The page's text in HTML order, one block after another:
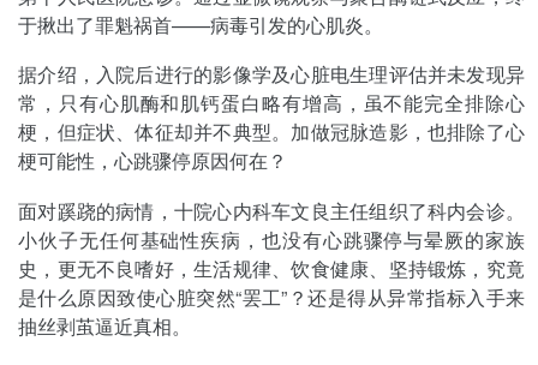
于揪出了罪魁祸首——病毒引发的心肌炎。
据介绍，入院后进行的影像学及心脏电生理评估并未发现异
常，只有心肌酶和肌钙蛋白略有增高，虽不能完全排除心
梗，但症状、体征却并不典型。加做冠脉造影，也排除了心
梗可能性，心跳骤停原因何在？
面对蹊跷的病情，十院心内科车文良主任组织了科内会诊。
小伙子无任何基础性疾病，也没有心跳骤停与晕厥的家族
史，更无不良嗜好，生活规律、饮食健康、坚持锻炼，究竟
是什么原因致使心脏突然“罢工”？还是得从异常指标入手来
抽丝剥茧逼近真相。